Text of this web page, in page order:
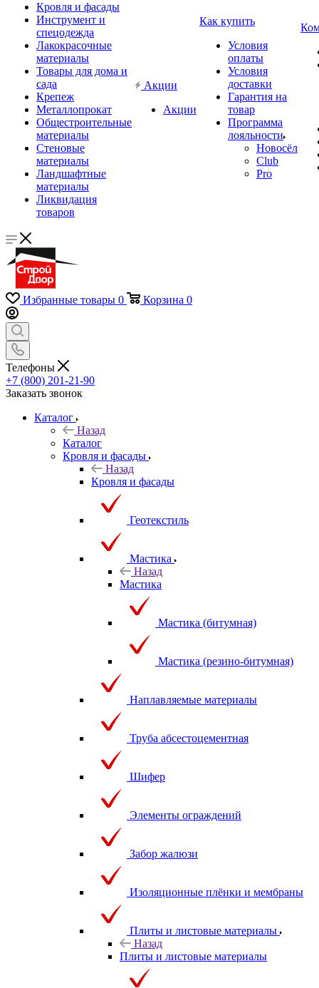
Кровля и фасады
Инструмент и
спецодежда
Лакокрасочные
материалы
Товары для дома и
сада
Крепеж
Металлопрокат
Общестроительные
материалы
Стеновые
материалы
Ландшафтные
материалы
Ликвидация
товаров
Акции
Акции
Как купить
Условия
оплаты
Условия
доставки
Гарантия на
товар
Программа
лояльности
Новосёл
Club
Pro
Избранные товары 0 Корзина 0
Телефоны
+7 (800) 201-21-90
Заказать звонок
Каталог
Назад
Каталог
Кровля и фасады
Назад
Кровля и фасады
Геотекстиль
Мастика
Назад
Мастика
Мастика (битумная)
Мастика (резино-битумная)
Наплавляемые материалы
Труба абсестоцементная
Шифер
Элементы ограждений
Забор жалюзи
Изоляционные плёнки и мембраны
Плиты и листовые материалы
Назад
Плиты и листовые материалы